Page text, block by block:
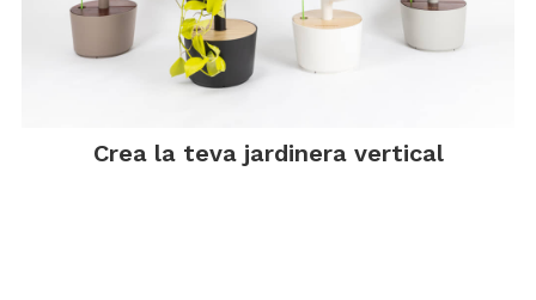
Crea la teva jardinera vertical